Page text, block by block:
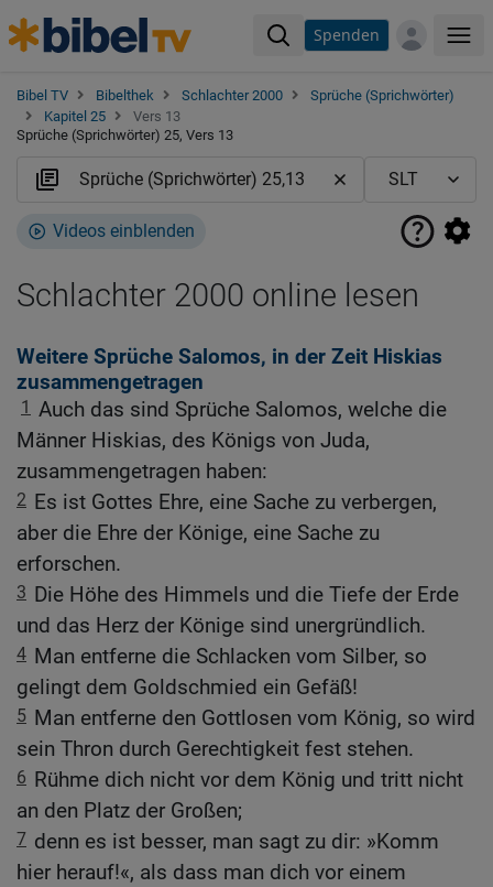
Spenden
Bibel TV Bibelthek Schlachter 2000
Sprüche (Sprichwörter)
Kapitel 25
Vers 13
Sprüche (Sprichwörter) 25, Vers 13
Videos einblenden
Schlachter 2000 online lesen
Weitere Sprüche Salomos, in der Zeit Hiskias
zusammengetragen
1 Auch das sind Sprüche Salomos, welche die
Männer Hiskias, des Königs von Juda,
zusammengetragen haben:
2 Es ist Gottes Ehre, eine Sache zu verbergen,
aber die Ehre der Könige, eine Sache zu
erforschen.
3 Die Höhe des Himmels und die Tiefe der Erde
und das Herz der Könige sind unergründlich.
4 Man entferne die Schlacken vom Silber, so
gelingt dem Goldschmied ein Gefäß!
5 Man entferne den Gottlosen vom König, so wird
sein Thron durch Gerechtigkeit fest stehen.
6 Rühme dich nicht vor dem König und tritt nicht
an den Platz der Großen;
7 denn es ist besser, man sagt zu dir: »Komm
hier herauf!«, als dass man dich vor einem